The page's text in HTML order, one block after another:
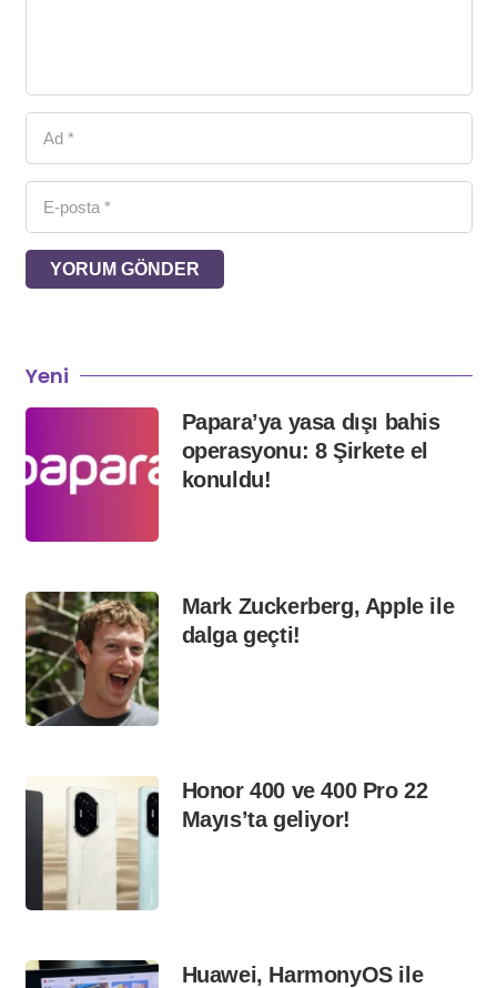
YORUM GÖNDER
Yeni
Papara’ya yasa dışı bahis
operasyonu: 8 Şirkete el
konuldu!
Mark Zuckerberg, Apple ile
dalga geçti!
Honor 400 ve 400 Pro 22
Mayıs’ta geliyor!
Huawei, HarmonyOS ile